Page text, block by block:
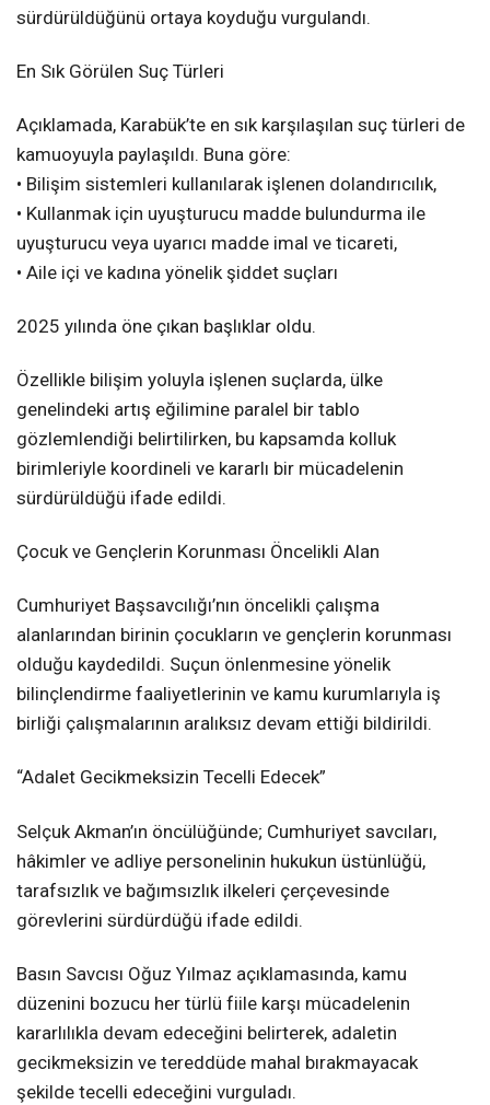
sürdürüldüğünü ortaya koyduğu vurgulandı.
En Sık Görülen Suç Türleri
Açıklamada, Karabük’te en sık karşılaşılan suç türleri de
kamuoyuyla paylaşıldı. Buna göre:
• Bilişim sistemleri kullanılarak işlenen dolandırıcılık,
• Kullanmak için uyuşturucu madde bulundurma ile
uyuşturucu veya uyarıcı madde imal ve ticareti,
• Aile içi ve kadına yönelik şiddet suçları
2025 yılında öne çıkan başlıklar oldu.
Özellikle bilişim yoluyla işlenen suçlarda, ülke
genelindeki artış eğilimine paralel bir tablo
gözlemlendiği belirtilirken, bu kapsamda kolluk
birimleriyle koordineli ve kararlı bir mücadelenin
sürdürüldüğü ifade edildi.
Çocuk ve Gençlerin Korunması Öncelikli Alan
Cumhuriyet Başsavcılığı’nın öncelikli çalışma
alanlarından birinin çocukların ve gençlerin korunması
olduğu kaydedildi. Suçun önlenmesine yönelik
bilinçlendirme faaliyetlerinin ve kamu kurumlarıyla iş
birliği çalışmalarının aralıksız devam ettiği bildirildi.
“Adalet Gecikmeksizin Tecelli Edecek”
Selçuk Akman’ın öncülüğünde; Cumhuriyet savcıları,
hâkimler ve adliye personelinin hukukun üstünlüğü,
tarafsızlık ve bağımsızlık ilkeleri çerçevesinde
görevlerini sürdürdüğü ifade edildi.
Basın Savcısı Oğuz Yılmaz açıklamasında, kamu
düzenini bozucu her türlü fiile karşı mücadelenin
kararlılıkla devam edeceğini belirterek, adaletin
gecikmeksizin ve tereddüde mahal bırakmayacak
şekilde tecelli edeceğini vurguladı.